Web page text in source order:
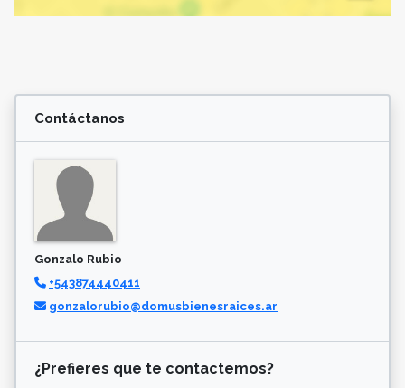
Contáctanos
Gonzalo Rubio
+543874440411
gonzalorubio@domusbienesraices.ar
¿Prefieres que te contactemos?